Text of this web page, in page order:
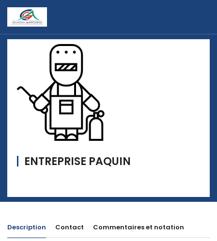
ENTREPRISE PAQUIN
Description Contact Commentaires et notation